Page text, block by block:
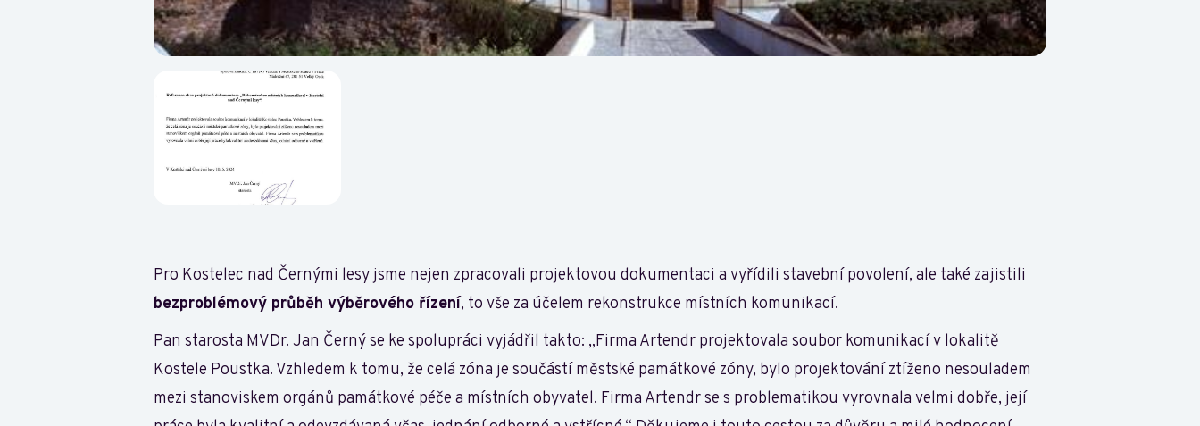
Pro Kostelec nad Černými lesy jsme nejen zpracovali projektovou dokumentaci a vyřídili stavební povolení, ale také zajistili
bezproblémový průběh výběrového řízení, to vše za účelem rekonstrukce místních komunikací.
Pan starosta MVDr. Jan Černý se ke spolupráci vyjádřil takto: „Firma Artendr projektovala soubor komunikací v lokalitě
Kostele Poustka. Vzhledem k tomu, že celá zóna je součástí městské památkové zóny, bylo projektování ztíženo nesouladem
mezi stanoviskem orgánů památkové péče a místních obyvatel. Firma Artendr se s problematikou vyrovnala velmi dobře, její